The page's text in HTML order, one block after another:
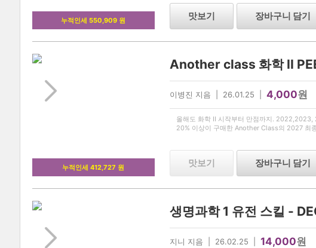
누적인세 550,909 원 맛보기 장바구니 담기
누적인세 412,727 원
Another class 화학 II
이병진 지음 | 26.01.25 | 4,000원
올해도 화학 II 시작부터 만점까지.
20% 이상이 구매한 Another Class의 2027 최
맛보기 장바구니 담기
지니 지음 | 26.02.25 | 14,000원